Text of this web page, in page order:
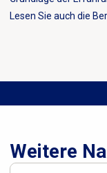
Lesen Sie auch die
Weitere